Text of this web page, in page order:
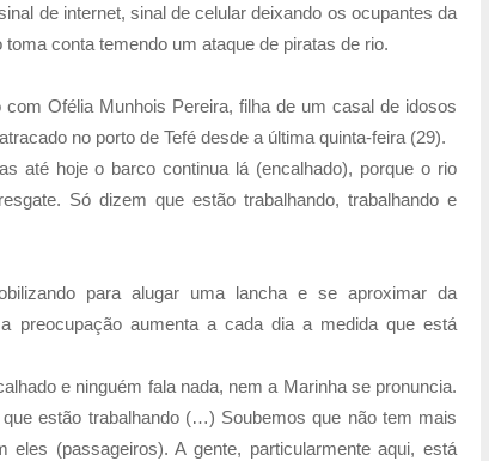
de internet, sinal de celular deixando os ocupantes da
conta temendo um ataque de piratas de rio.
Ofélia Munhois Pereira, filha de um casal de idosos
no porto de Tefé desde a última quinta-feira (29).
até hoje o barco continua lá (encalhado), porque o rio
Só dizem que estão trabalhando, trabalhando e
para alugar uma lancha e se aproximar da
preocupação aumenta a cada dia a medida que está
e ninguém fala nada, nem a Marinha se pronuncia.
estão trabalhando (…) Soubemos que não tem mais
(passageiros). A gente, particularmente aqui, está